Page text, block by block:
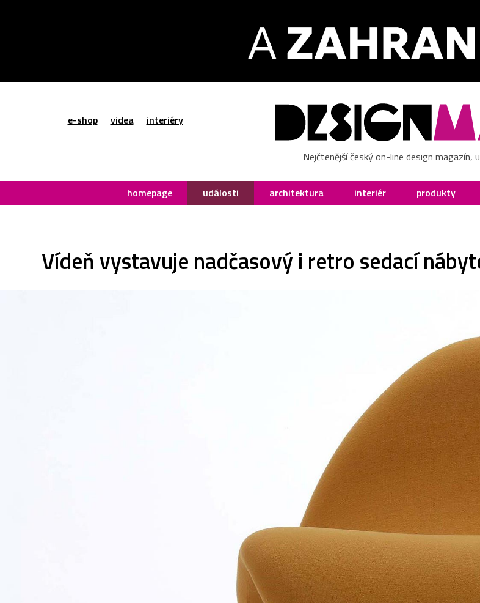
e-shop videa interiéry
Nejčtenější český on-line design magazín,
homepage události architektura interiér produkty
Vídeň vystavuje nadčasový i retro sedací